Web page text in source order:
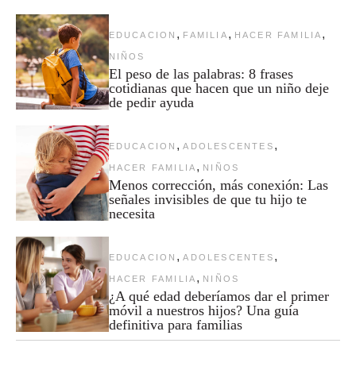
EDUCACION , FAMILIA , HACER FAMILIA ,
NIÑOS
El peso de las palabras: 8 frases
cotidianas que hacen que un niño deje
de pedir ayuda
EDUCACION , ADOLESCENTES ,
HACER FAMILIA , NIÑOS
Menos corrección, más conexión: Las
señales invisibles de que tu hijo te
necesita
EDUCACION , ADOLESCENTES ,
HACER FAMILIA , NIÑOS
¿A qué edad deberíamos dar el primer
móvil a nuestros hijos? Una guía
definitiva para familias